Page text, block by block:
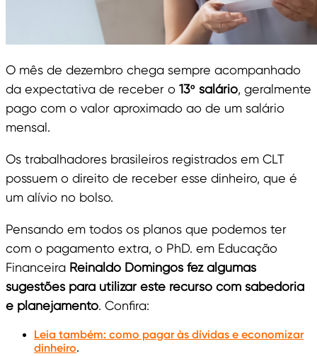
O mês de dezembro chega sempre acompanhado
da expectativa de receber o 13º salário, geralmente
pago com o valor aproximado ao de um salário
mensal.
Os trabalhadores brasileiros registrados em CLT
possuem o direito de receber esse dinheiro, que é
um alívio no bolso.
Pensando em todos os planos que podemos ter
com o pagamento extra, o PhD. em Educação
Financeira Reinaldo Domingos fez algumas
sugestões para utilizar este recurso com sabedoria
e planejamento. Confira:
Leia também: como pagar às dívidas e economizar
dinheiro.